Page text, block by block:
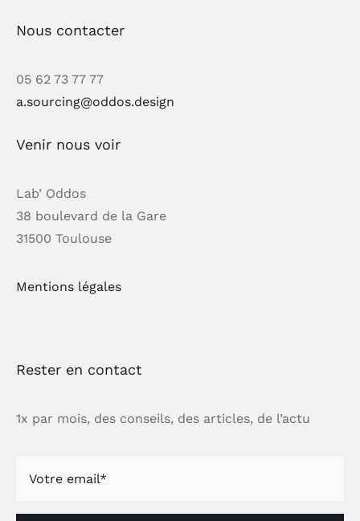
Nous contacter
05 62 73 77 77
a.sourcing@oddos.design
Venir nous voir
Lab’ Oddos
38 boulevard de la Gare
31500 Toulouse
Mentions légales
Rester en contact
1x par mois, des conseils, des articles, de l’actu